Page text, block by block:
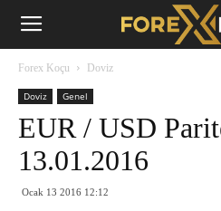
Forex
Forex Koçu Doviz
Doviz Genel
EUR / USD
13.01.2016
Ocak 13 2016 12:12